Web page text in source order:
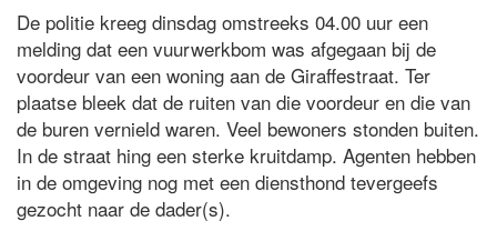
De politie kreeg dinsdag omstreeks 04.00 uur een
melding dat een vuurwerkbom was afgegaan bij de
voordeur van een woning aan de Giraffestraat. Ter
plaatse bleek dat de ruiten van die voordeur en die van
de buren vernield waren. Veel bewoners stonden buiten.
In de straat hing een sterke kruitdamp. Agenten hebben
in de omgeving nog met een diensthond tevergeefs
gezocht naar de dader(s).